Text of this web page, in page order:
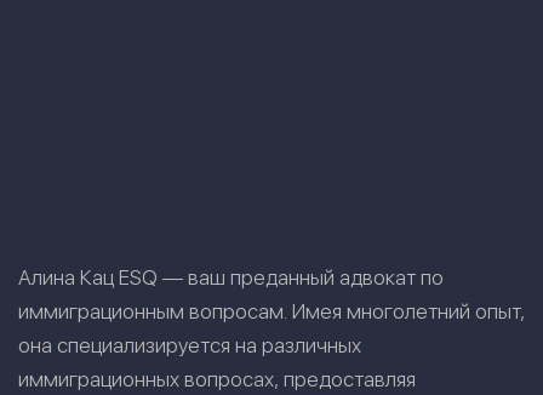
Алина Кац ESQ — ваш преданный адвокат по
иммиграционным вопросам. Имея многолетний опыт,
она специализируется на различных
иммиграционных вопросах, предоставляя